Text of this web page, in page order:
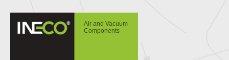
Skrutkové dúchadla Atlas CopcoAir and Vacuum
Components